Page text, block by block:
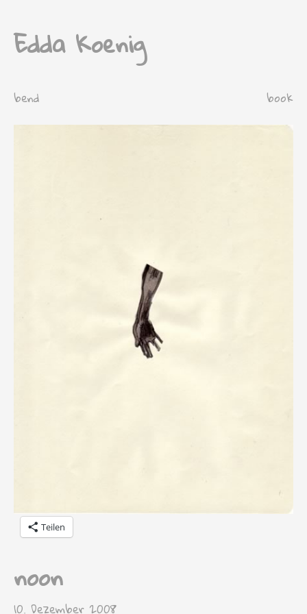
Edda Koenig
bend book
Teilen
noon
10. Dezember 2008